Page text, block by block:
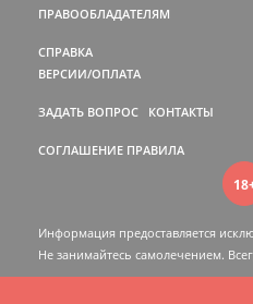
ПРАВООБЛАДАТЕЛЯМ
СПРАВКА
ВЕРСИИ/ОПЛАТА
ЗАДАТЬ ВОПРОС КОНТАКТЫ
СОГЛАШЕНИЕ ПРАВИЛА
Информация предоставляется
Не занимайтесь самолечением.